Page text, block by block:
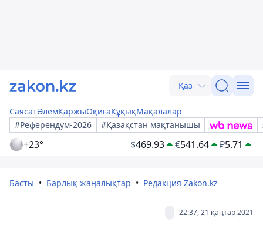
Қаз
СаясатӘлемҚаржыОқиғаҚұқықМақалалар
#Референдум-2026
#Қазақстан мақтанышы
+23° $469.93 €541.64 ₽5.71
Басты Барлық жаңалықтар Редакция Zakon.kz
22:37, 21 қаңтар 2021